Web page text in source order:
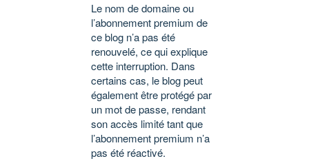
Le nom de domaine ou
l’abonnement premium de
ce blog n’a pas été
renouvelé, ce qui explique
cette interruption. Dans
certains cas, le blog peut
également être protégé par
un mot de passe, rendant
son accès limité tant que
l’abonnement premium n’a
pas été réactivé.